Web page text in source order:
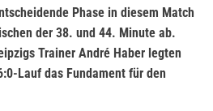
Phase in diesem Match
der 38. und 44. Minute ab.
Trainer André Haber legten
Lauf das Fundament für den